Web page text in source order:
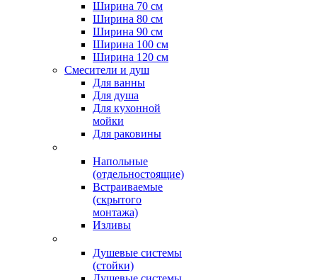
Ширина 70 см
Ширина 80 см
Ширина 90 см
Ширина 100 см
Ширина 120 см
Смесители и душ
Для ванны
Для душа
Для кухонной
мойки
Для раковины
Напольные
(отдельностоящие)
Встраиваемые
(скрытого
монтажа)
Изливы
Душевые системы
(стойки)